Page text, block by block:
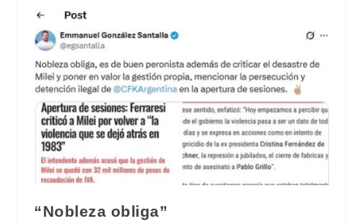
“Nobleza obliga”